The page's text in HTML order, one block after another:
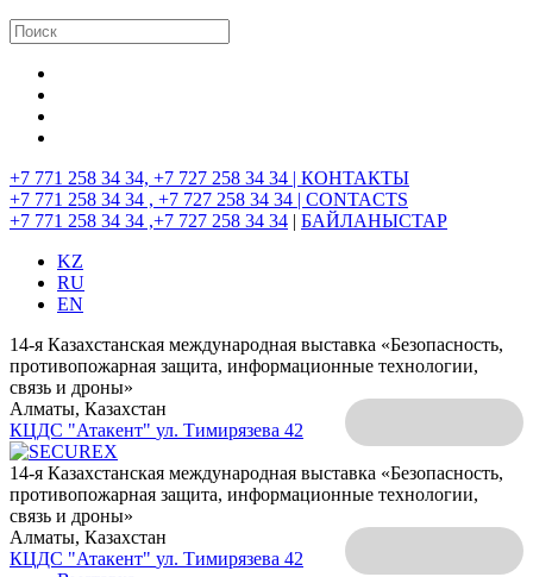
+7 771 258 34 34, +7 727 258 34 34 | КОНТАКТЫ
+7 771 258 34 34 , +7 727 258 34 34 | CONTACTS
+7 771 258 34 34 ,+7 727 258 34 34 | БАЙЛАНЫСТАР
KZ
RU
EN
14-я Казахстанская международная выставка «Безопасность,
противопожарная защита, информационные технологии,
связь и дроны»
Алматы, Казахстан
КЦДС "Атакент" ул. Тимирязева 42
14-я Казахстанская международная выставка «Безопасность,
противопожарная защита, информационные технологии,
связь и дроны»
Алматы, Казахстан
КЦДС "Атакент" ул. Тимирязева 42